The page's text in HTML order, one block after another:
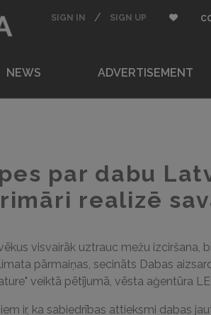
SIGN IN LOGIN
/ SIGN UP REGISTERAdd to
NEWS ADVERTISEMENT
par dabu
realizē
visvairāk uztrauc mežu izciršana,
pārmaiņas, secināts Dabas
veiktā pētījumā, vēsta aģentūra
ir, ka sabiedrības attieksmi dabas